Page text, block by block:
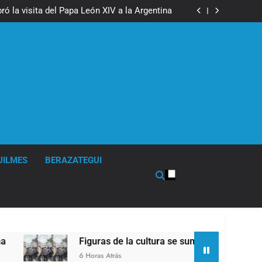
la visita del Papa León XIV a la Argentina
a la marcha frente al Congreso contra la
la visita del Papa León XIV a la Argentina
a la marcha frente al Congreso contra la
activos argentinos: cayeron las acciones
país quedó al borde de los 450 puntos
BERAZATEGUI
Figuras de la cultura se sumaron a la marcha frente al
6 Horas Atrás